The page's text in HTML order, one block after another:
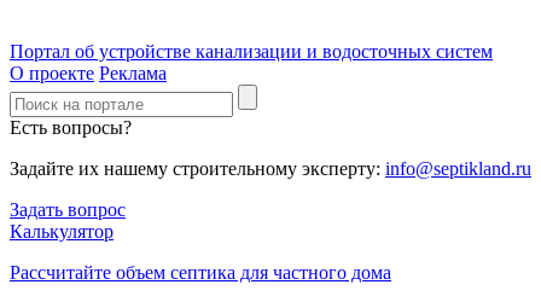
Портал об устройстве канализации и водосточных систем
О проекте Реклама
Есть вопросы?
Задайте их нашему строительному эксперту: info@septikland.ru
Задать вопрос
Калькулятор
Рассчитайте объем септика для частного дома